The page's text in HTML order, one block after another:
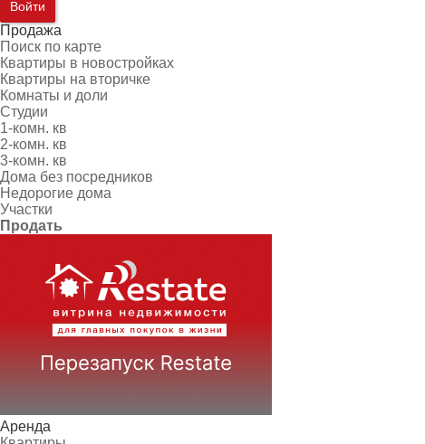
Войти
Продажа
Поиск по карте
Квартиры в новостройках
Квартиры на вторичке
Комнаты и доли
Студии
1-комн. кв
2-комн. кв
3-комн. кв
Дома без посредников
Недорогие дома
Участки
Продать
Аренда